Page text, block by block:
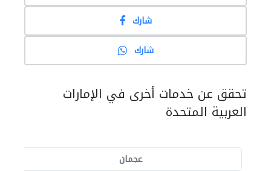
شارك
شارك
تحقق عن خدمات أخرى في الإمارات
العربية المتحدة
عجمان